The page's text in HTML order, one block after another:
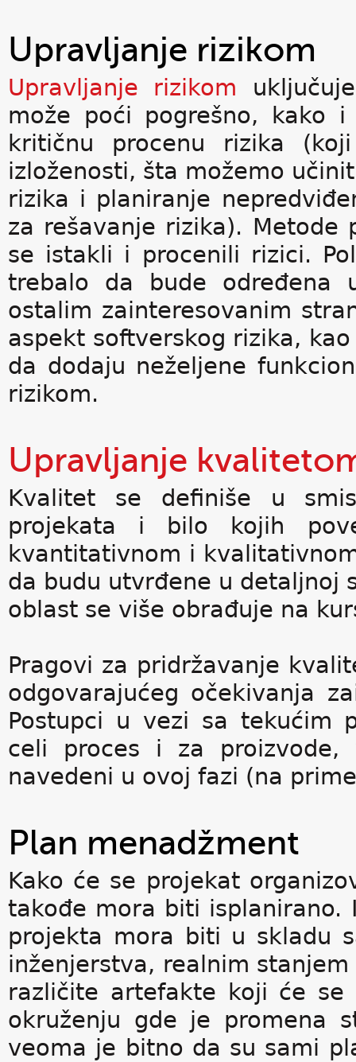
Upravljanje rizikom
Upravljanje rizikom
može poći pogrešno, kako
kritičnu procenu rizika
izloženosti, šta možemo
rizika i planiranje
za rešavanje rizika).
se istakli i procenili rizici.
trebalo da bude određena
ostalim zainteresovanim
aspekt softverskog rizika,
da dodaju neželjene
rizikom.
Upravljanje
Kvalitet se definiše u
projekata i bilo kojih
kvantitativnom i
da budu utvrđene u detaljnoj
oblast se više obrađuje na
Pragovi za pridržavanje
odgovarajućeg očekivanja
Postupci u vezi sa tekućim
celi proces i za proizvode,
navedeni u ovoj fazi (na
Plan menadžment
Kako će se projekat
takođe mora biti isplanirano.
projekta mora biti u skladu
inženjerstva, realnim
različite artefakte koji će
okruženju gde je promena
veoma je bitno da su sami